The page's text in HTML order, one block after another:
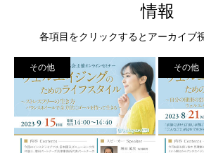
情報
その他 その他